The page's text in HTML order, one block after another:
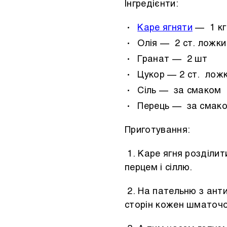
Інгредієнти:
Каре ягняти — 1 кг
Олія — ​​2 ст. ложки
Гранат — 2 шт
Цукор — 2 ст.
Сіль — за смаком
Перець — за
Приготування:
1. Каре ягня
перцем і сіллю.
2. На пательню з
сторін кожен